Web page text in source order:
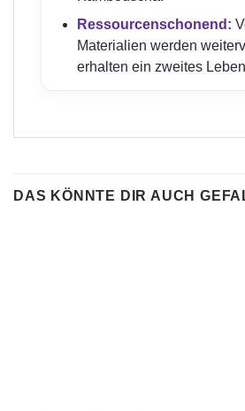
Ressourcenschonend:
Materialien werden
erhalten ein zweites
DAS KÖNNTE DIR AUCH